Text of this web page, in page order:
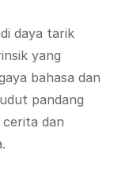
daya tarik
yang
bahasa dan
pandang
dan